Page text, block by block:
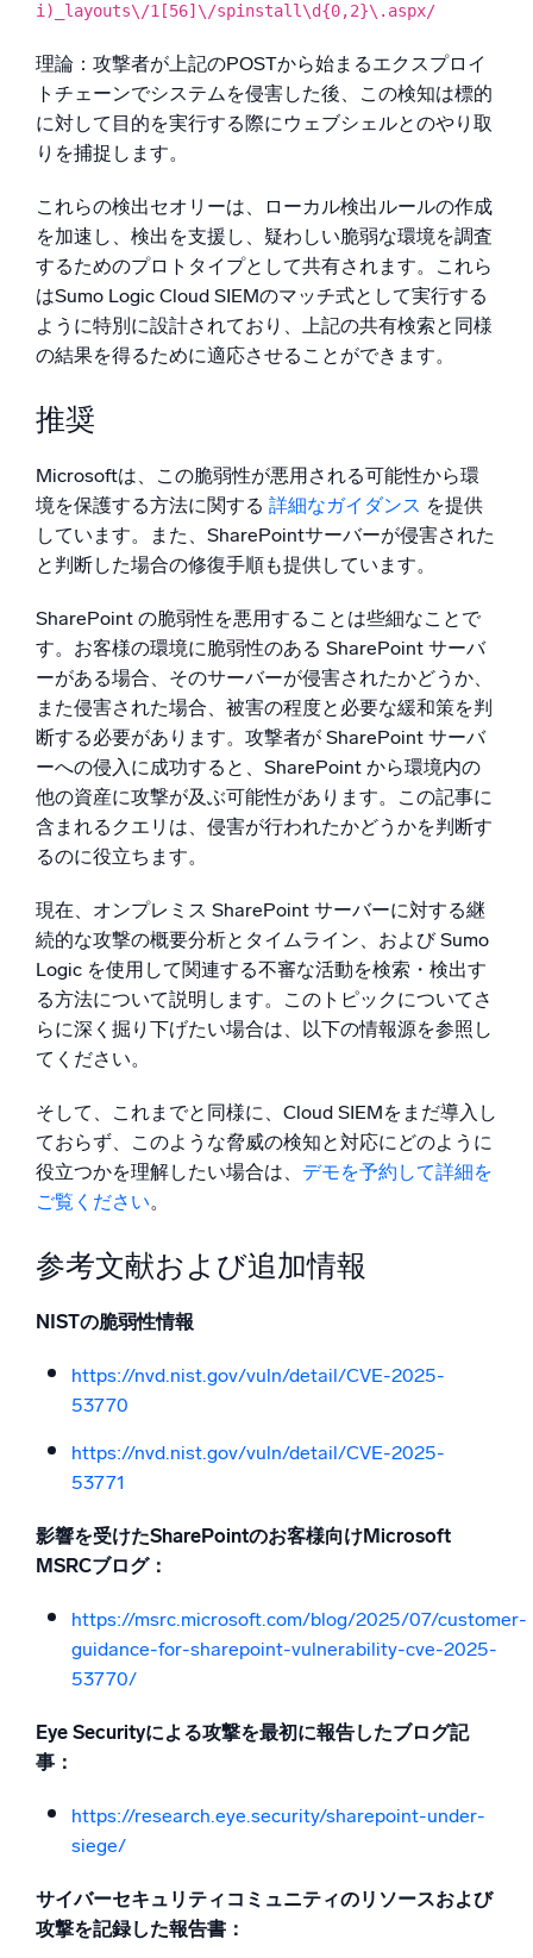
i)_layouts\/1[56]\/spinstall\d{0,2}\.aspx/
理論：攻撃者が上記のPOSTから始まるエクスプロイ
トチェーンでシステムを侵害した後、この検知は標的
に対して目的を実行する際にウェブシェルとのやり取
りを捕捉します。
これらの検出セオリーは、ローカル検出ルールの作成
を加速し、検出を支援し、疑わしい脆弱な環境を調査
するためのプロトタイプとして共有されます。これら
はSumo Logic Cloud SIEMのマッチ式として実行する
ように特別に設計されており、上記の共有検索と同様
の結果を得るために適応させることができます。
推奨
Microsoftは、この脆弱性が悪用される可能性から環
境を保護する方法に関する 詳細なガイダンス を提供
しています。また、SharePointサーバーが侵害された
と判断した場合の修復手順も提供しています。
SharePoint の脆弱性を悪用することは些細なことで
す。お客様の環境に脆弱性のある SharePoint サーバ
ーがある場合、そのサーバーが侵害されたかどうか、
また侵害された場合、被害の程度と必要な緩和策を判
断する必要があります。攻撃者が SharePoint サーバ
ーへの侵入に成功すると、SharePoint から環境内の
他の資産に攻撃が及ぶ可能性があります。この記事に
含まれるクエリは、侵害が行われたかどうかを判断す
るのに役立ちます。
現在、オンプレミス SharePoint サーバーに対する継
続的な攻撃の概要分析とタイムライン、および Sumo
Logic を使用して関連する不審な活動を検索・検出す
る方法について説明します。このトピックについてさ
らに深く掘り下げたい場合は、以下の情報源を参照し
てください。
そして、これまでと同様に、Cloud SIEMをまだ導入し
ておらず、このような脅威の検知と対応にどのように
役立つかを理解したい場合は、 デモを予約して詳細を
ご覧ください。
参考文献および追加情報
NISTの脆弱性情報
https://nvd.nist.gov/vuln/detail/CVE-2025-
53770
https://nvd.nist.gov/vuln/detail/CVE-2025-
53771
影響を受けたSharePointのお客様向けMicrosoft
MSRCブログ：
https://msrc.microsoft.com/blog/2025/07/customer-
guidance-for-sharepoint-vulnerability-cve-2025-
53770/
Eye Securityによる攻撃を最初に報告したブログ記
事：
https://research.eye.security/sharepoint-under-
siege/
サイバーセキュリティコミュニティのリソースおよび
攻撃を記録した報告書：